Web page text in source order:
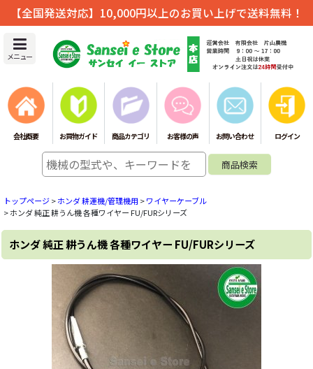
【全国発送対応】10,000円以上のお買い上げで送料無料！
メニュー
会社概要 お買物ガイド 商品カテゴリ お客様の声 お問い合わせ ログイン
トップページ>ホンダ 耕運機/管理機用 >ワイヤーケーブル
>ホンダ 純正 耕うん機 各種ワイヤー FU/FURシリーズ
ホンダ 純正 耕うん機 各種ワイヤー FU/FURシリーズ